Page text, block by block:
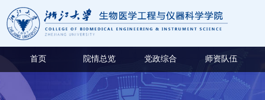
首页 院情总览 党政综合 师资队伍